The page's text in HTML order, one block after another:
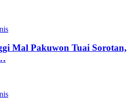
Mal Pakuwon Tuai Sorotan,